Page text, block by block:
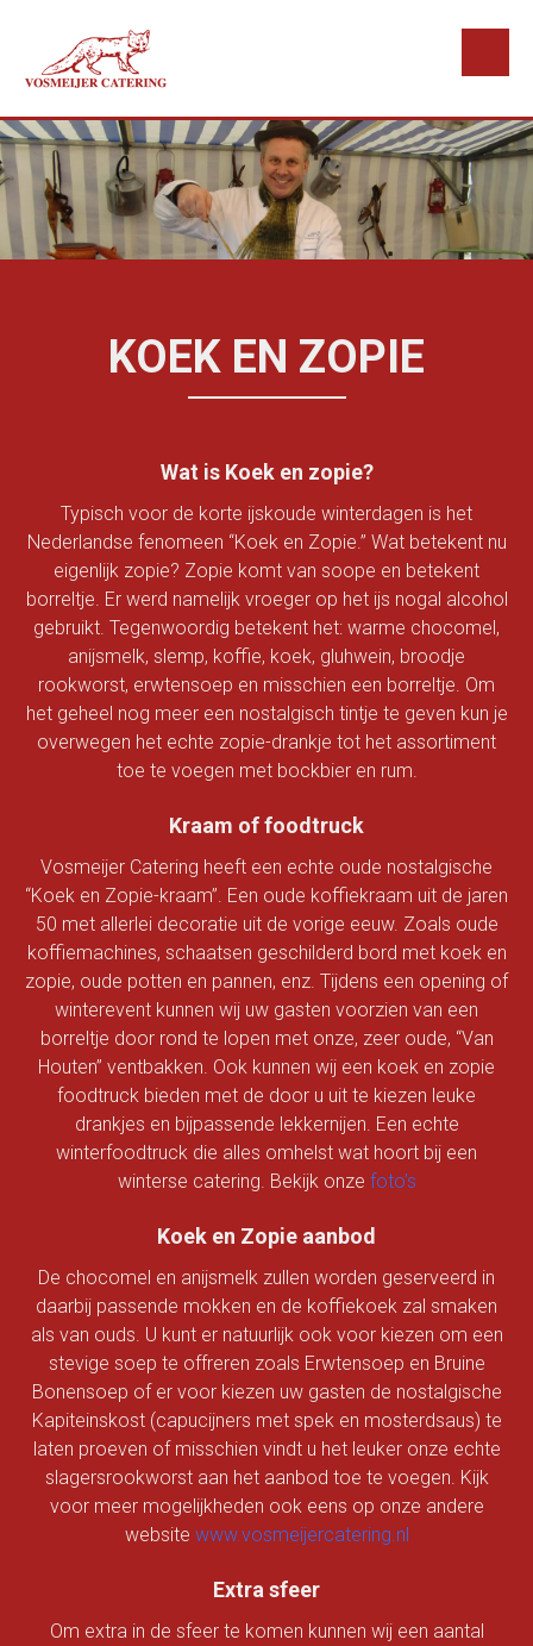
inhoud
KOEK EN ZOPIE
Wat is Koek en zopie?
Typisch voor de korte ijskoude winterdagen is het
Nederlandse fenomeen “Koek en Zopie.” Wat betekent nu
eigenlijk zopie? Zopie komt van soope en betekent
borreltje. Er werd namelijk vroeger op het ijs nogal alcohol
gebruikt. Tegenwoordig betekent het: warme chocomel,
anijsmelk, slemp, koffie, koek, gluhwein, broodje
rookworst, erwtensoep en misschien een borreltje. Om
het geheel nog meer een nostalgisch tintje te geven kun je
overwegen het echte zopie-drankje tot het assortiment
toe te voegen met bockbier en rum.
Kraam of foodtruck
Vosmeijer Catering heeft een echte oude nostalgische
“Koek en Zopie-kraam”. Een oude koffiekraam uit de jaren
50 met allerlei decoratie uit de vorige eeuw. Zoals oude
koffiemachines, schaatsen geschilderd bord met koek en
zopie, oude potten en pannen, enz. Tijdens een opening of
winterevent kunnen wij uw gasten voorzien van een
borreltje door rond te lopen met onze, zeer oude, “Van
Houten” ventbakken. Ook kunnen wij een koek en zopie
foodtruck bieden met de door u uit te kiezen leuke
drankjes en bijpassende lekkernijen. Een echte
winterfoodtruck die alles omhelst wat hoort bij een
winterse catering. Bekijk onze foto’s
Koek en Zopie aanbod
De chocomel en anijsmelk zullen worden geserveerd in
daarbij passende mokken en de koffiekoek zal smaken
als van ouds. U kunt er natuurlijk ook voor kiezen om een
stevige soep te offreren zoals Erwtensoep en Bruine
Bonensoep of er voor kiezen uw gasten de nostalgische
Kapiteinskost (capucijners met spek en mosterdsaus) te
laten proeven of misschien vindt u het leuker onze echte
slagersrookworst aan het aanbod toe te voegen. Kijk
voor meer mogelijkheden ook eens op onze andere
website www.vosmeijercatering.nl
Extra sfeer
Om extra in de sfeer te komen kunnen wij een aantal